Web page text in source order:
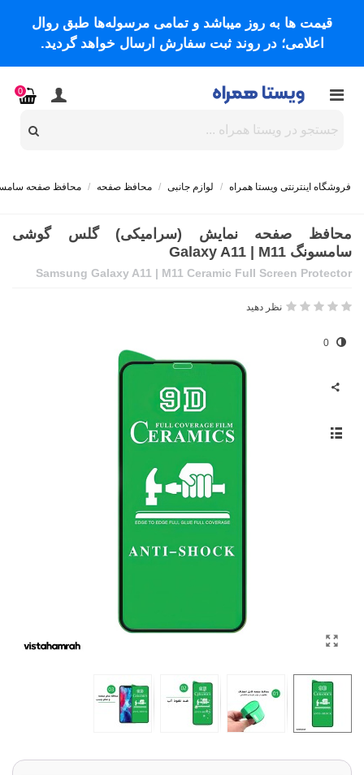
قیمت ها به روز میباشد و تمامی مرسوله‌ها طبق روال
اعلامی؛ در روند ثبت سفارش ارسال خواهد گردید.
0
فروشگاه اینترنتی ویستا همراه / لوازم جانبی / محافظ صفحه / محافظ صفحه
محافظ صفحه نمایش (سرامیکی) گلس گوشی
سامسونگ Galaxy A11 | M11
Samsung Galaxy A11 | M11 Ceramic Full Screen Protector
نظر دهید
0